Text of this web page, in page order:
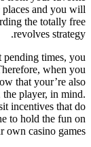
and you will
the totally free
revolves strategy.
times, you
when you
that your’re also
player, in mind.
incentives that do
to hold the fun on
own casino games!